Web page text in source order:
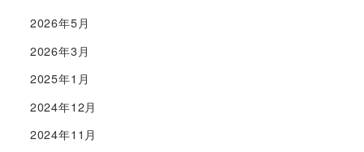
2026年5月
2026年3月
2025年1月
2024年12月
2024年11月